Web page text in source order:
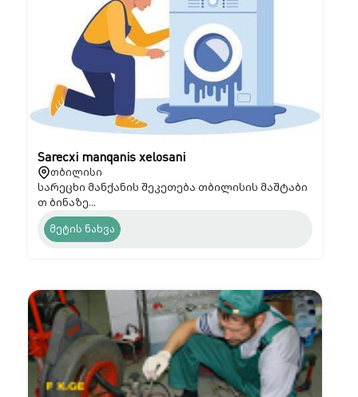
Sarecxi manqanis xelosani
თბილისი
სარეცხი მანქანის შეკეთება თბილისის მაშტაბი
თ ბინაზე...
მეტის ნახვა